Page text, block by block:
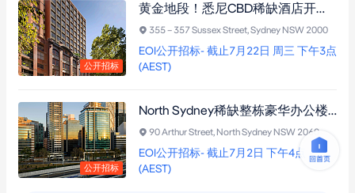
公开招标
黄金地段！悉尼CBD稀缺酒店开发用地｜DA已获批17层266间客房高端酒店，永久产权，品牌与定位完全由买家主导
355 – 357 Sussex Street, Sydney NSW 2000
EOI公开招标- 截止7月22日 周三 下午3点
(AEST)
公开招标
North Sydney稀缺整栋豪华办公楼｜步行4分钟双车站，永久海港景观 x 无容积率上限 x 2.1万㎡再开发潜力！
90 Arthur Street, North Sydney NSW 2060
EOI公开招标- 截止7月2日 下午4点
(AEST)